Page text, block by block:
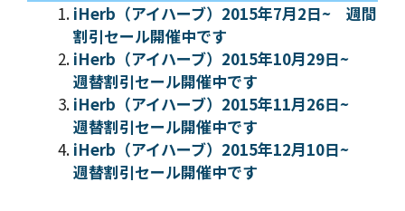
iHerb（アイハーブ）2015年7月2日~ 週間
割引セール開催中です
iHerb（アイハーブ）2015年10月29日~
週替割引セール開催中です
iHerb（アイハーブ）2015年11月26日~
週替割引セール開催中です
iHerb（アイハーブ）2015年12月10日~
週替割引セール開催中です